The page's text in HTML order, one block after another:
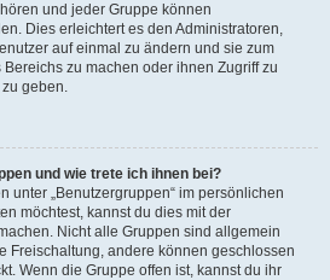
und jeder Gruppe können
Dies erleichtert es den Administratoren,
auf einmal zu ändern und sie zum
zu machen oder ihnen Zugriff zu
geben.
und wie trete ich ihnen bei?
unter „Benutzergruppen“ im persönlichen
möchtest, kannst du dies mit der
Nicht alle Gruppen sind allgemein
Freischaltung, andere können geschlossen
Wenn die Gruppe offen ist, kannst du ihr